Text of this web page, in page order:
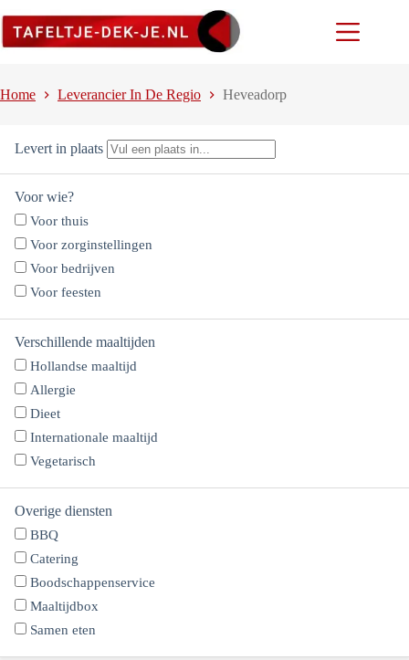
naar
Home Leverancier In De Regio Heveadorp
Levert in plaats
Voor wie?
Voor thuis
Voor zorginstellingen
Voor bedrijven
Voor feesten
Verschillende maaltijden
Hollandse maaltijd
Allergie
Dieet
Internationale maaltijd
Vegetarisch
Overige diensten
BBQ
Catering
Boodschappenservice
Maaltijdbox
Samen eten